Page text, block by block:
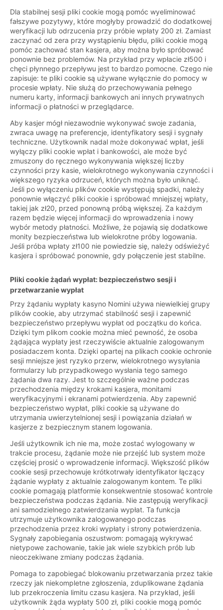
Dla stabilnej sesji pliki cookie mogą pomóc wyeliminować
fałszywe pozytywy, które mogłyby prowadzić do dodatkowej
weryfikacji lub odrzucenia przy próbie wpłaty 200 zł. Zamiast
zaczynać od zera przy wystąpieniu błędu, pliki cookie mogą
pomóc zachować stan kasjera, aby można było spróbować
ponownie bez problemów. Na przykład przy wpłacie zł500 i
chęci płynnego przepływu jest to bardzo pomocne. Czego nie
zapisuje: te pliki cookie są używane wyłącznie do pomocy w
procesie wpłaty. Nie służą do przechowywania pełnego
numeru karty, informacji bankowych ani innych prywatnych
informacji o płatności w przeglądarce.
Aby kasjer mógł niezawodnie wykonywać swoje zadania,
zwraca uwagę na preferencje, identyfikatory sesji i sygnały
techniczne. Użytkownik nadal może dokonywać wpłat, jeśli
wyłączy pliki cookie wpłat i bankowości, ale może być
zmuszony do ręcznego wykonywania większej liczby
czynności przy kasie, wielokrotnego wykonywania czynności i
większego ryzyka odrzuceń, których można było uniknąć.
Jeśli po wyłączeniu plików cookie występują spadki, należy
ponownie włączyć pliki cookie i spróbować mniejszej wpłaty,
takiej jak zł20, przed ponowną próbą większej. Za każdym
razem będzie więcej informacji do wprowadzenia i nowy
wybór metody płatności. Możliwe, że pojawią się dodatkowe
monity bezpieczeństwa lub wielokrotne próby logowania.
Jeśli próba wpłaty zł100 nie powiedzie się, należy odświeżyć
kasjera i spróbować ponownie, gdy połączenie jest stabilne.
Pliki cookie żądań wypłat: bezpieczeństwo sesji i
przetwarzanie wypłat
Przy żądaniu wypłaty kasyno Nomini używa niewielkiej grupy
plików cookie, aby utrzymać stabilność sesji i zapewnić
bezpieczeństwo przepływu wypłat od początku do końca.
Dzięki tym plikom cookie można mieć pewność, że osoba
żądająca wypłaty jest rzeczywiście aktualnie zalogowanym
posiadaczem konta. Dzięki opartej na plikach cookie ochronie
sesji mniejsze jest ryzyko przerw, wielokrotnego wysyłania
formularzy lub przypadkowego wysłania tego samego
żądania dwa razy. Jest to szczególnie ważne podczas
przechodzenia między krokami kasjera, monitami
weryfikacyjnymi i ekranami potwierdzenia. Aby zapewnić
bezpieczeństwo wypłat, pliki cookie są używane do
utrzymania uwierzytelnionej sesji i powiązania działań w
kasjerze z bezpiecznym stanem logowania.
Jeśli użytkownik ich nie ma, może zostać wylogowany w
trakcie procesu, żądanie może nie przejść lub system może
częściej prosić o wprowadzenie informacji. Większość plików
cookie sesji przechowuje krótkotrwały identyfikator łączący
żądanie wypłaty z aktualnie zalogowanym kontem. Te pliki
cookie pomagają platformie konsekwentnie stosować kontrole
bezpieczeństwa podczas żądania. Nie zastępują weryfikacji
ani samodzielnego zatwierdzania wypłat. Ta funkcja
utrzymuje użytkownika zalogowanego podczas
przechodzenia przez kroki wypłaty i strony potwierdzenia.
Sygnały zapobiegania oszustwom: pomagają wykrywać
nietypowe zachowanie, takie jak wiele szybkich prób lub
nieoczekiwane zmiany podczas żądania.
Pomaga to zapobiegać blokowaniu przetwarzania przez takie
rzeczy jak niekompletne zgłoszenia, zduplikowane żądania
lub przekroczenia limitu czasu kasjera. Na przykład, jeśli
użytkownik żąda wypłaty 500 zł, pliki cookie mogą pomóc